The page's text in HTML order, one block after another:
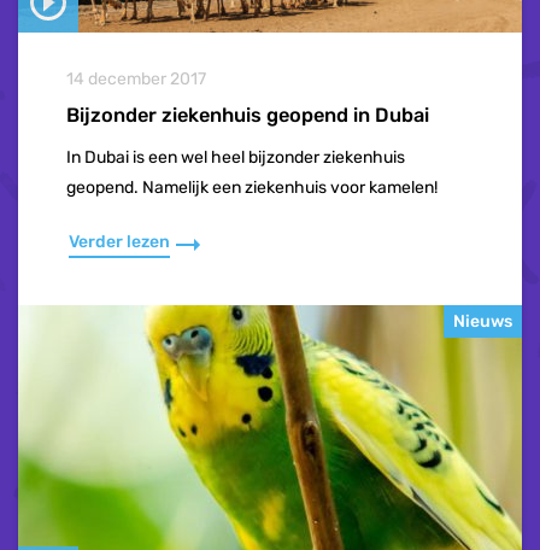
14 december 2017
Bijzonder ziekenhuis geopend in Dubai
In Dubai is een wel heel bijzonder ziekenhuis
geopend. Namelijk een ziekenhuis voor kamelen!
Verder lezen
Nieuws